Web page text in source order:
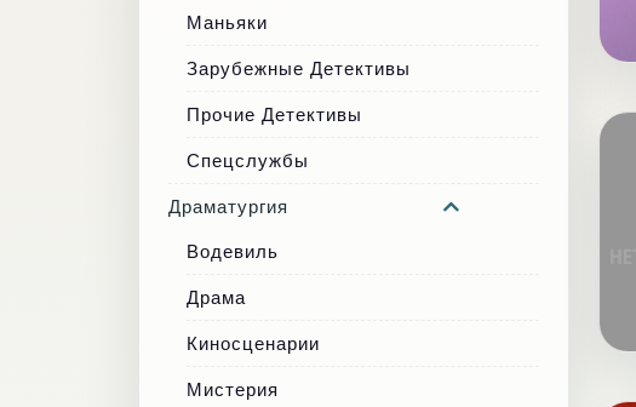
Маньяки
Зарубежные Детективы
Прочие Детективы
Спецслужбы
Драматургия
Водевиль
Драма
Киносценарии
Мистерия